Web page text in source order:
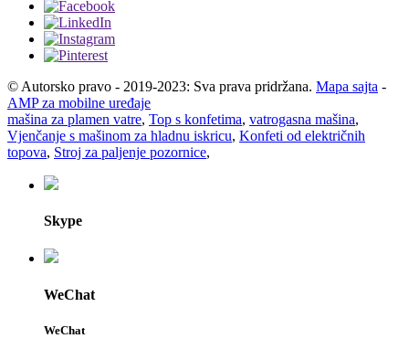
© Autorsko pravo - 2019-2023: Sva prava pridržana. Mapa sajta -
AMP za mobilne uređaje
mašina za plamen vatre, Top s konfetima, vatrogasna mašina,
Vjenčanje s mašinom za hladnu iskricu, Konfeti od električnih
topova, Stroj za paljenje pozornice,
Skype
WeChat
WeChat